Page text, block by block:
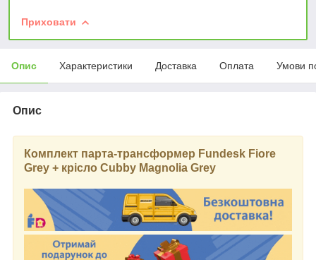
Приховати
Опис Характеристики Доставка Оплата Умови
Опис
Комплект парта-трансформер Fundesk Fiore
Grey + крісло Cubby Magnolia Grey